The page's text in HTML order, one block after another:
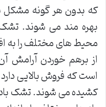
که بدون هر گونه مشکل
بهره مند می شوند.
محیط های مختلف را به
از برهم خوردن
است که فروش بالایی
کشیده می شوند. تشک